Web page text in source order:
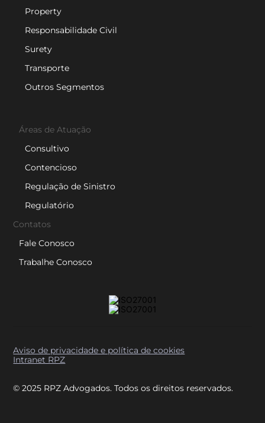
Property
Responsabilidade Civil
Surety
Transporte
Outros Segmentos
Áreas de Atuação
Consultivo
Contencioso
Regulação de Sinistro
Regulatório
Contatos
Fale Conosco
Trabalhe Conosco
© 2025 RPZ Advogados. Todos os direitos reservados.
Aviso de privacidade e política de cookies
Intranet RPZ